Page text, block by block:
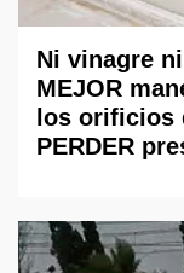
Ni vinagre
MEJOR
los orificios
PERDER